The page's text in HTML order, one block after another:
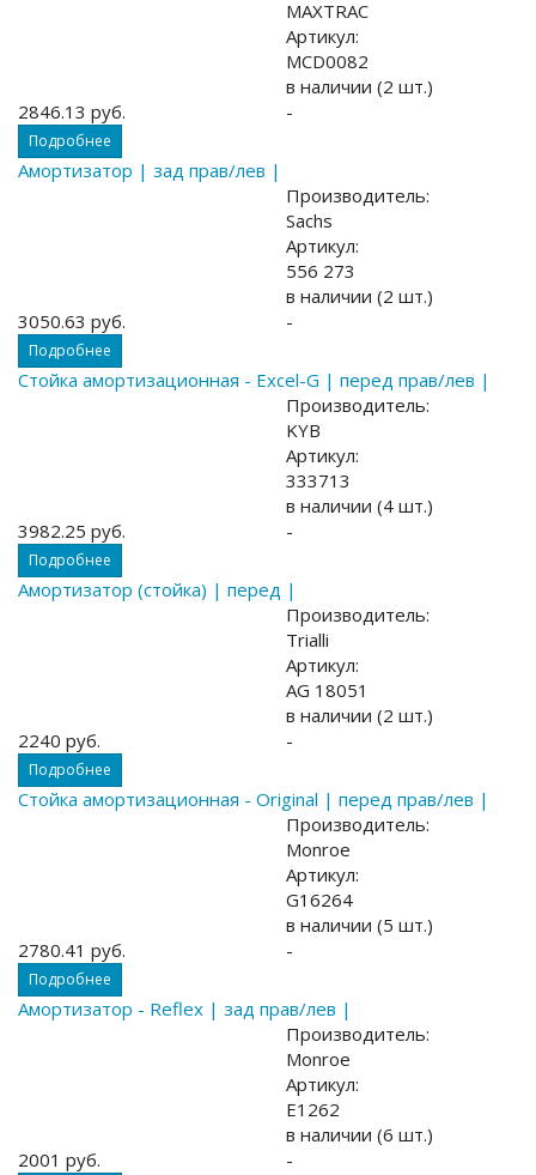
MAXTRAC
Артикул:
MCD0082
в наличии (2 шт.)
2846.13 руб.
-
Подробнее
Амортизатор | зад прав/лев |
Производитель:
Sachs
Артикул:
556 273
в наличии (2 шт.)
3050.63 руб.
-
Подробнее
Стойка амортизационная - Excel-G | перед прав/лев |
Производитель:
KYB
Артикул:
333713
в наличии (4 шт.)
3982.25 руб.
-
Подробнее
Амортизатор (стойка) | перед |
Производитель:
Trialli
Артикул:
AG 18051
в наличии (2 шт.)
2240 руб.
-
Подробнее
Стойка амортизационная - Original | перед прав/лев |
Производитель:
Monroe
Артикул:
G16264
в наличии (5 шт.)
2780.41 руб.
-
Подробнее
Амортизатор - Reflex | зад прав/лев |
Производитель:
Monroe
Артикул:
E1262
в наличии (6 шт.)
2001 руб.
-